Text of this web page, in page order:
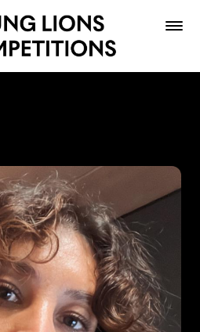
Inscribir
Boletería